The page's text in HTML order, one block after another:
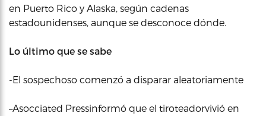
en Puerto Rico y Alaska, según cadenas
estadounidenses, aunque se desconoce dónde.
Lo último que se sabe
-El sospechoso comenzó a disparar aleatoriamente
–Asocciated Pressinformó que el tiroteadorvivió en